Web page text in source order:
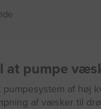
at pumpe
af høj
af væsker til